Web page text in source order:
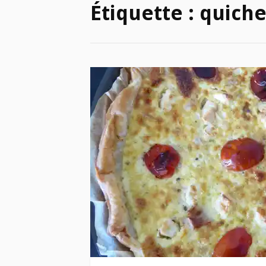
Étiquette : quiche